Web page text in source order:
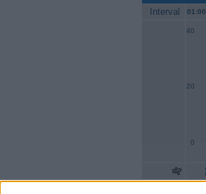
Interval
0
20
40